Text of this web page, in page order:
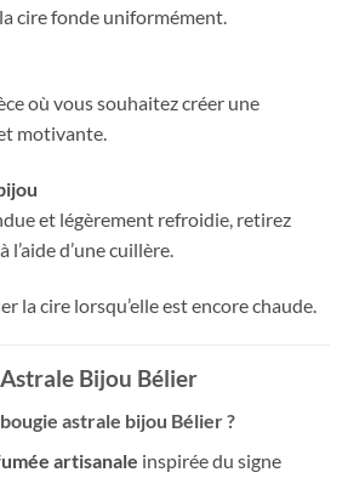
cire fonde uniformément.
où vous souhaitez créer une
motivante.
et légèrement refroidie, retirez
d’une cuillère.
la cire lorsqu’elle est encore chaude.
Bijou Bélier
astrale bijou Bélier ?
artisanale inspirée du signe